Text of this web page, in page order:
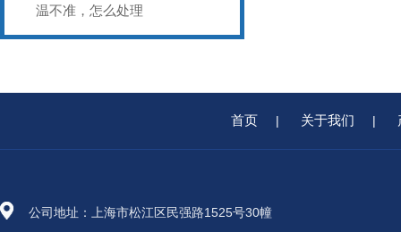
温不准，怎么处理
首页 | 关于我们 |
公司地址：上海市松江区民强路1525号30幢